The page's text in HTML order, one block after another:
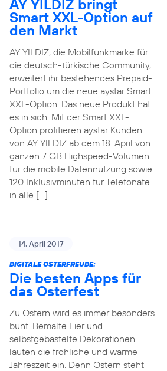
AY YILDIZ bringt
Smart XXL-Option auf
den Markt
AY YILDIZ, die Mobilfunkmarke für
die deutsch-türkische Community,
erweitert ihr bestehendes Prepaid-
Portfolio um die neue aystar Smart
XXL-Option. Das neue Produkt hat
es in sich: Mit der Smart XXL-
Option profitieren aystar Kunden
von AY YILDIZ ab dem 18. April von
ganzen 7 GB Highspeed-Volumen
für die mobile Datennutzung sowie
120 Inklusivminuten für Telefonate
in alle […]
14. April 2017
DIGITALE OSTERFREUDE:
Die besten Apps für
das Osterfest
Zu Ostern wird es immer besonders
bunt. Bemalte Eier und
selbstgebastelte Dekorationen
läuten die fröhliche und warme
Jahreszeit ein. Denn Ostern steht